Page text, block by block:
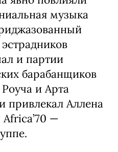
музыка
и партии
барабанщиков
и Арта
привлекал Аллена
—